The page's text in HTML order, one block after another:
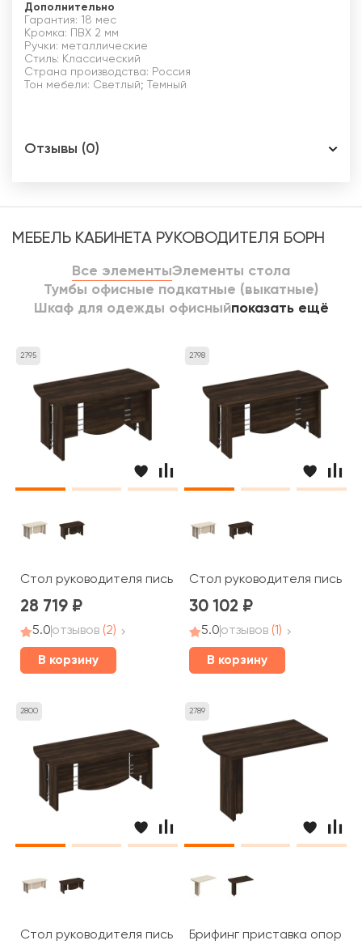
Дополнительно
Гарантия: 18 мес
Кромка: ПВХ 2 мм
Ручки: металлические
Стиль: Классический
Страна производства: Россия
Тон мебели: Светлый; Темный
Отзывы (0)
МЕБЕЛЬ КАБИНЕТА РУКОВОДИТЕЛЯ БОРН
Все элементыЭлементы стола
Тумбы офисные подкатные (выкатные)
Шкаф для одежды офисныйпоказать ещё
2795
Стол руководителя письменный 160x80x75 Борн
28 719
5.0отзывов (2)
В корзину
2798
Стол руководителя
30 102
5.0отзывов (1)
В корзину
2800
Стол руководителя письменный 200x90x75 Борн
2789
Брифинг приставка опора